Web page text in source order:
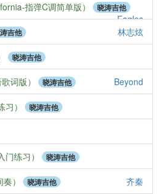
指弹C调简单版） 晓涛吉他
Eagles
吉他 林志炫
晓涛吉他
词版） 晓涛吉他 Beyond
） 晓涛吉他
练习） 晓涛吉他
） 晓涛吉他 齐秦